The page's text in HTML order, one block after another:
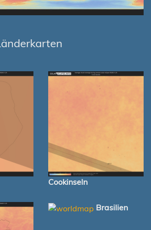
Cookinseln
Brasilien